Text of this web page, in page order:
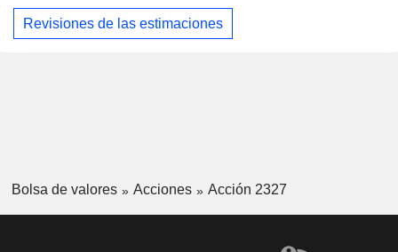
Revisiones de las estimaciones
Bolsa de valores Acciones Acción 2327